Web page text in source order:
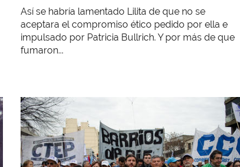
Así se habría lamentado Lilita de que no se
aceptara el compromiso ético pedido por ella e
impulsado por Patricia Bullrich. Y por más de que
fumaron...
Imagen